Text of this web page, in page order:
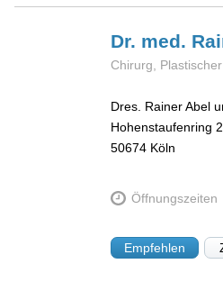
Dr. med.
Chirurg,
Dres. Rainer Abel
Hohenstaufenring
50674 Köln
Öffnungszeiten
Empfehlen